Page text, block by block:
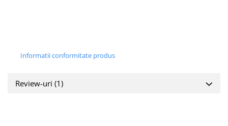
Informatii conformitate produs
Review-uri (1)